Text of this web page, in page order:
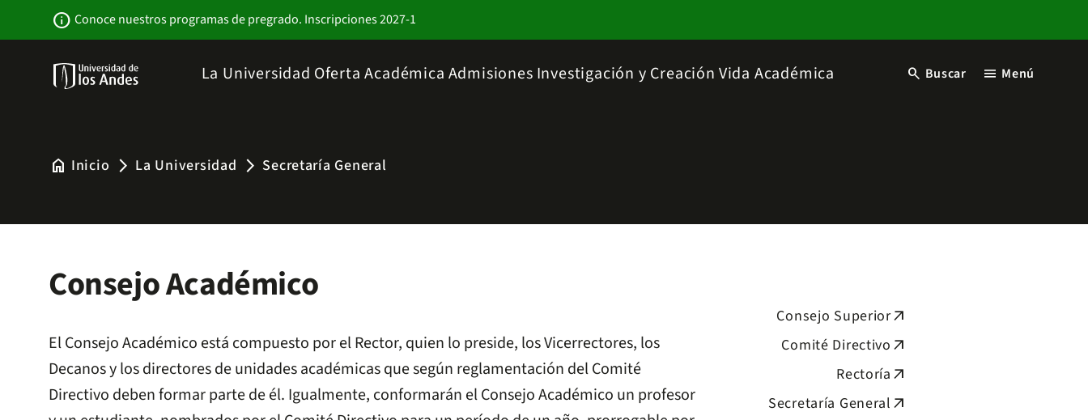
info Conoce nuestros programas de pregrado. Inscripciones 2027-1
La Universidad Oferta Académica Admisiones Investigación y Creación Vida Académica search Buscar menu Menú
home Inicio arrow_forward_ios La Universidad arrow_forward_ios Secretaría General
Consejo Académico
El Consejo Académico está compuesto por el Rector, quien lo preside, los Vicerrectores, los
Decanos y los directores de unidades académicas que según reglamentación del Comité
Directivo deben formar parte de él. Igualmente, conformarán el Consejo Académico un profesor
Consejo Superiorarrow_outward
Comité Directivo arrow_outward
Rectoría arrow_outward
Secretaría General arrow_outward